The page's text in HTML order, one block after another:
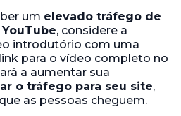
um elevado tráfego de
, considere a
introdutório com uma
para o vídeo completo no
a aumentar sua
o tráfego para seu site,
as pessoas cheguem.